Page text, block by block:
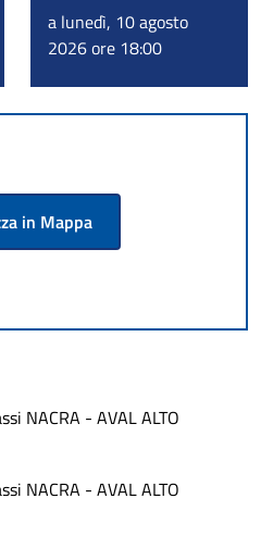
a lunedì, 10 agosto
2026 ore 18:00
in Mappa
NACRA - AVAL ALTO
NACRA - AVAL ALTO